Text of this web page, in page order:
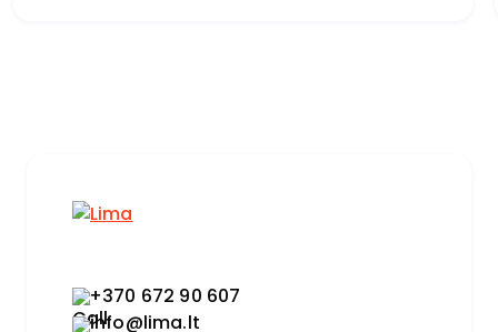
+370 672 90 607
info@lima.lt